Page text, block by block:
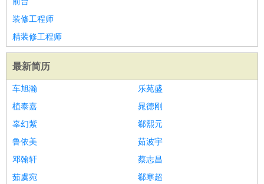
装修工程师
精装修工程师
最新简历
车旭瀚
乐苑盛
植泰嘉
晁德刚
辜幻紫
郗熙元
鲁依美
茹波宇
邓翰轩
蔡志昌
茹虞宛
郗寒超